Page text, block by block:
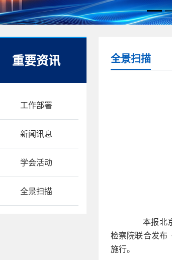
重要资讯
工作部署
新闻讯息
学会活动
全景扫描
全景扫描
本报北京8
检察院联合发布
施行。